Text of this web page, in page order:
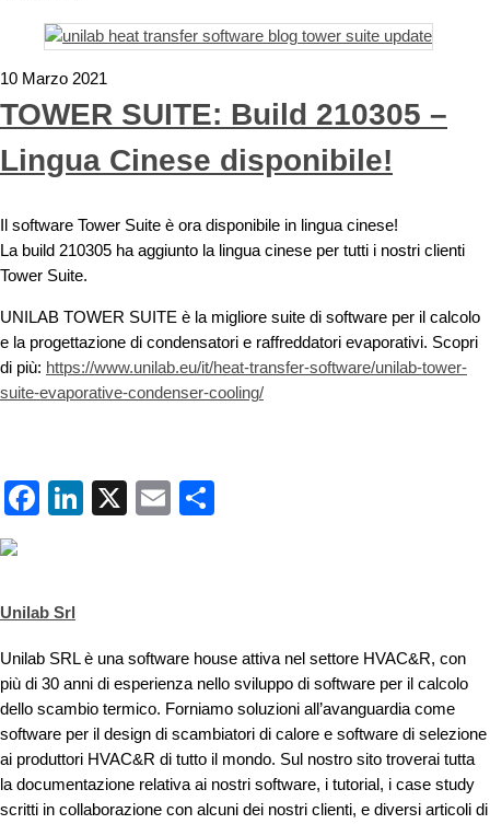
10 Marzo 2021
TOWER SUITE: Build 210305 –
Lingua Cinese disponibile!
Il software Tower Suite è ora disponibile in lingua cinese!
La build 210305 ha aggiunto la lingua cinese per tutti i nostri clienti
Tower Suite.
UNILAB TOWER SUITE è la migliore suite di software per il calcolo
e la progettazione di condensatori e raffreddatori evaporativi. Scopri
di più: https://www.unilab.eu/it/heat-transfer-software/unilab-tower-
suite-evaporative-condenser-cooling/
Facebook
LinkedIn
X Email
Unilab Srl
Unilab SRL è una software house attiva nel settore HVAC&R, con
più di 30 anni di esperienza nello sviluppo di software per il calcolo
dello scambio termico. Forniamo soluzioni all’avanguardia come
software per il design di scambiatori di calore e software di selezione
ai produttori HVAC&R di tutto il mondo. Sul nostro sito troverai tutta
la documentazione relativa ai nostri software, i tutorial, i case study
scritti in collaborazione con alcuni dei nostri clienti, e diversi articoli di